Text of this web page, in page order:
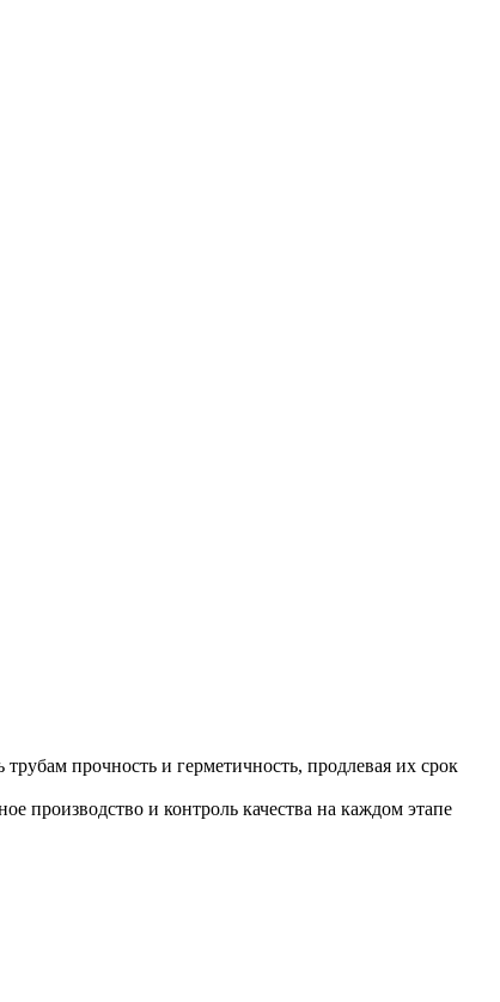
прочность и герметичность, продлевая их срок
производство и контроль качества на каждом этапе